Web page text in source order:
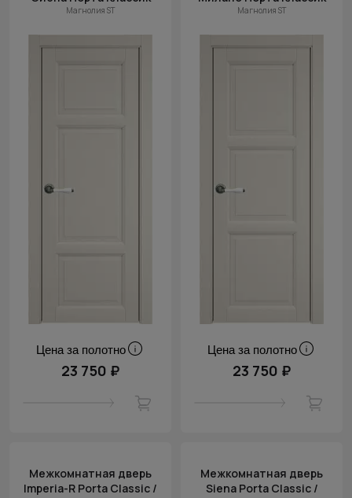
Магнолия ST
Цена за полотно
23 750 ₽
Магнолия ST
Цена за полотно
23 750 ₽
Межкомнатная дверь
Imperia-R Porta Classic /
Межкомнатная дверь
Siena Porta Classic /